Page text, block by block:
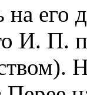
на его
И. П.